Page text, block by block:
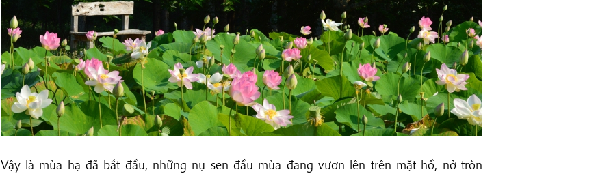
Vậy là mùa hạ đã bắt đầu, những nụ sen đầu mùa đang vươn lên trên mặt hồ, nở tròn